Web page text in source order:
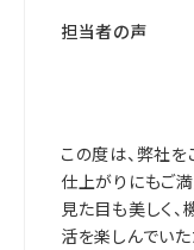
担当者の声
この度は、弊社を
仕上がりにもご
見た目も美しく
活を楽しんでい